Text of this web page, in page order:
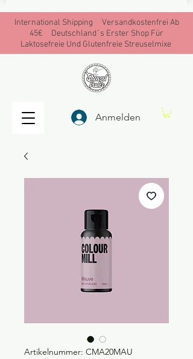
Anmelden
International Shipping Versandkostenfrei Ab
45€ Deutschland´s Erster Shop Für
Laktosefreie Und Glutenfreie Streuselmixe
Artikelnummer: CMA20MAU